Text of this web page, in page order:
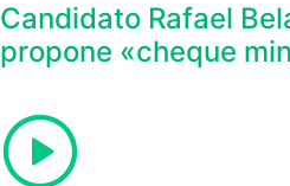
Candidato Rafael
propone «cheque